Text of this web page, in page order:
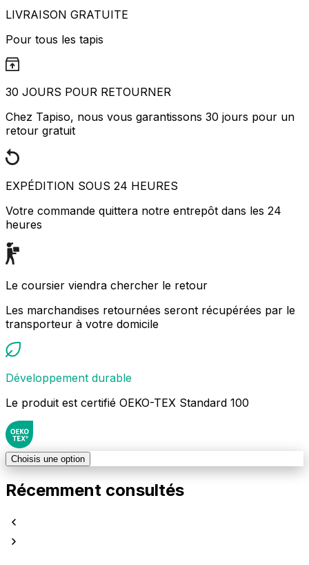
LIVRAISON GRATUITE
Pour tous les tapis
30 JOURS POUR RETOURNER
Chez Tapiso, nous vous garantissons 30 jours pour un
retour gratuit
EXPÉDITION SOUS 24 HEURES
Votre commande quittera notre entrepôt dans les 24
heures
Le coursier viendra chercher le retour
Les marchandises retournées seront récupérées par le
transporteur à votre domicile
Développement durable
Le produit est certifié OEKO-TEX Standard 100
Choisis une option
Récemment consultés